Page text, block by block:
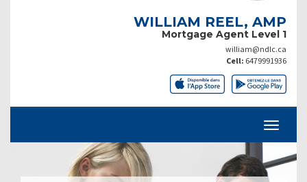
WILLIAM REEL, AMP
Mortgage Agent Level 1
william@ndlc.ca
Cell: 6479991936